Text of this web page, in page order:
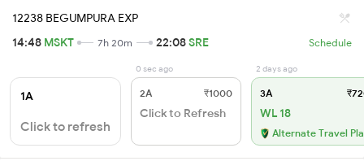
12238 BEGUMPURA EXP
14:48 MSKT 7h 20m 22:08SRE Schedule
1A
Click to refresh
0 sec ago
2A ₹1000
Click to Refresh
2 days ago
3A
WL 18
Alternate Travel